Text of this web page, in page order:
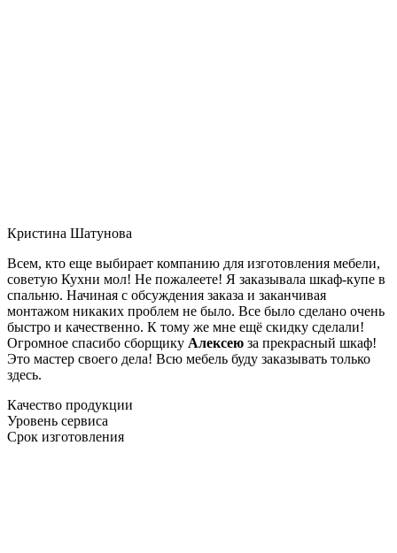
Кристина Шатунова
Всем, кто еще выбирает компанию для изготовления мебели,
советую Кухни мол! Не пожалеете! Я заказывала шкаф-купе в
спальню. Начиная с обсуждения заказа и заканчивая
монтажом никаких проблем не было. Все было сделано очень
быстро и качественно. К тому же мне ещё скидку сделали!
Огромное спасибо сборщику Алексею за прекрасный шкаф!
Это мастер своего дела! Всю мебель буду заказывать только
здесь.
Качество продукции
Уровень сервиса
Срок изготовления